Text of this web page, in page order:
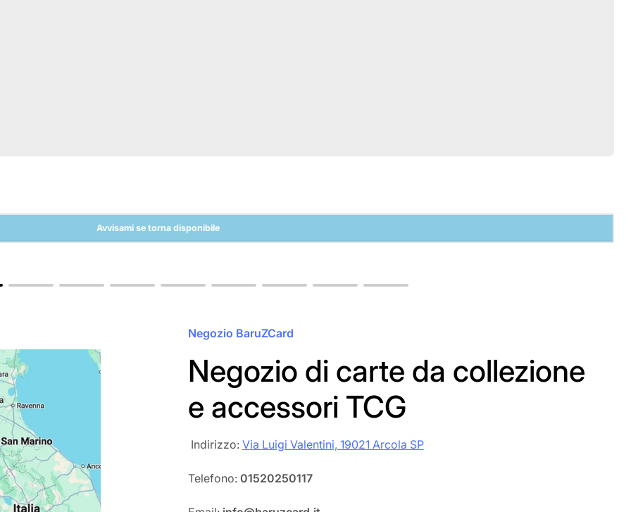
Avvisami se torna disponibile
Negozio BaruZCard
Negozio di carte da collezione
e accessori TCG
‎‎ Indirizzo: Via Luigi Valentini, 19021 Arcola SP
Telefono: 01520250117